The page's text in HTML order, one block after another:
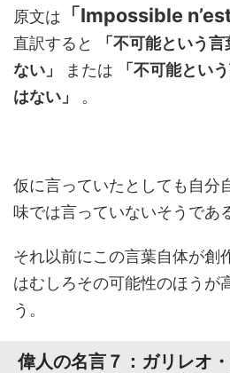
原文は 「Impossible
直訳すると
「不可能という
ない」
または
「不可能とい
はない」
。
仮に言っていたとしても自分
味では言っていないそうであ
それ以前にこの言葉自体が創
はむしろその可能性のほうが
う。
偉人の名言７：ガリレオ